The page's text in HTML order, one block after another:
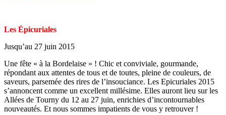
Les Épicuriales
Jusqu’au 27 juin 2015
Une fête « à la Bordelaise » ! Chic et conviviale, gourmande,
répondant aux attentes de tous et de toutes, pleine de couleurs, de
saveurs, parsemée des rires de l’insouciance. Les Epicuriales 2015
s’annoncent comme un excellent millésime. Elles auront lieu sur les
Allées de Tourny du 12 au 27 juin, enrichies d’incontournables
nouveautés. Et nous sommes impatients de vous y retrouver !